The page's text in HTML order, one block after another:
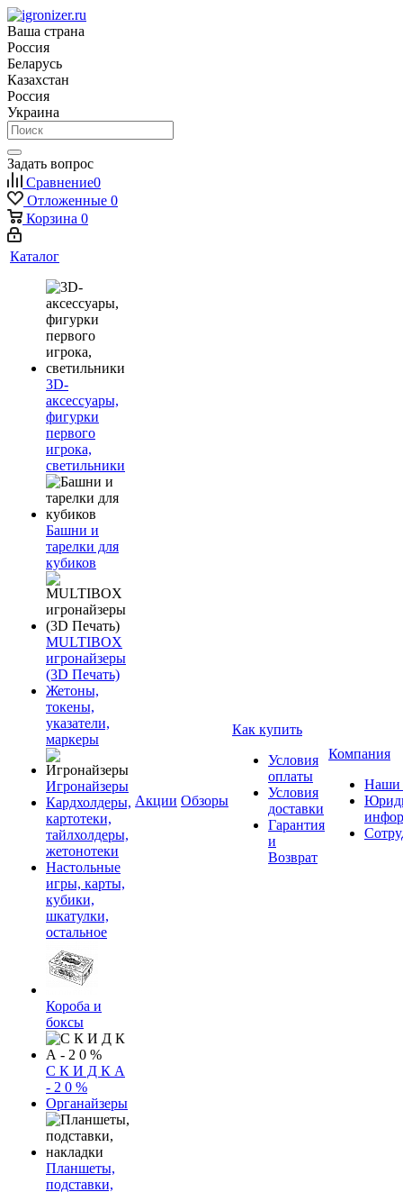
Ваша страна
Россия
Беларусь
Казахстан
Россия
Украина
Задать вопрос
Сравнение0
Отложенные 0
Корзина 0
Каталог
3D-
аксессуары,
фигурки
первого
игрока,
светильники
Башни и
тарелки для
кубиков
MULTIBOX
игронайзеры
(3D Печать)
Жетоны,
токены,
указатели,
маркеры
Игронайзеры
Кардхолдеры,
картотеки,
тайлхолдеры,
жетонотеки
Настольные
игры, карты,
кубики,
шкатулки,
остальное
Короба и
боксы
С К И Д К А
- 2 0 %
Органайзеры
Планшеты,
подставки,
Акции Обзоры
Как купить
Условия
оплаты
Условия
доставки
Гарантия
и
Возврат
Компания
Наши